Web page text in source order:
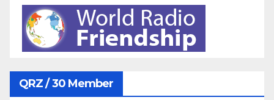
QRZ / 30 Member